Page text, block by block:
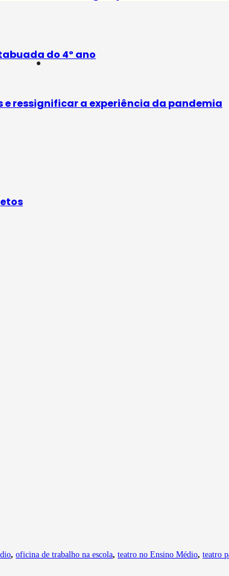
do 4º ano
e ressignificar a experiência da pandemia
, oficina de trabalho na escola, teatro no Ensino Médio, teatro